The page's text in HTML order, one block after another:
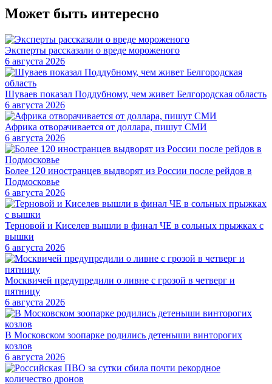
Может быть интересно
Эксперты рассказали о вреде мороженого
6 августа 2026
Шуваев показал Поддубному, чем живет Белгородская область
6 августа 2026
Африка отворачивается от доллара, пишут СМИ
6 августа 2026
Более 120 иностранцев выдворят из России после рейдов в
Подмосковье
6 августа 2026
Терновой и Киселев вышли в финал ЧЕ в сольных прыжках с
вышки
6 августа 2026
Москвичей предупредили о ливне с грозой в четверг и
пятницу
6 августа 2026
В Московском зоопарке родились детеныши винторогих
козлов
6 августа 2026